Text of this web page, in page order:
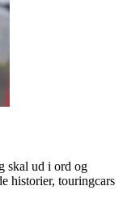
skal ud i ord og
historier, touringcars